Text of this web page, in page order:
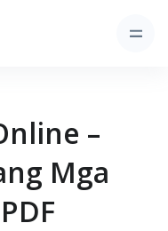
–
Mga